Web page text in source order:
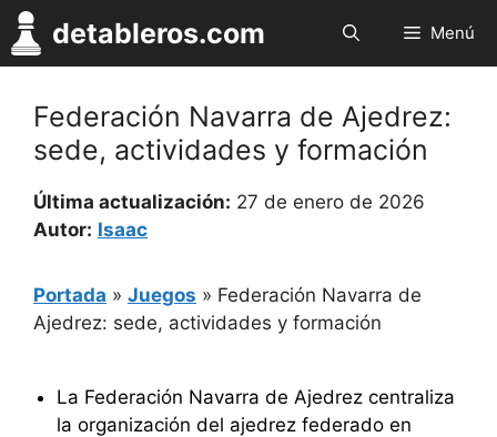
Saltar
al
contenido
detableros.com Menú
Federación Navarra de Ajedrez:
sede, actividades y formación
Última actualización: 27 de enero de 2026
Autor: Isaac
Portada » Juegos » Federación Navarra de
Ajedrez: sede, actividades y formación
La Federación Navarra de Ajedrez centraliza
la organización del ajedrez federado en